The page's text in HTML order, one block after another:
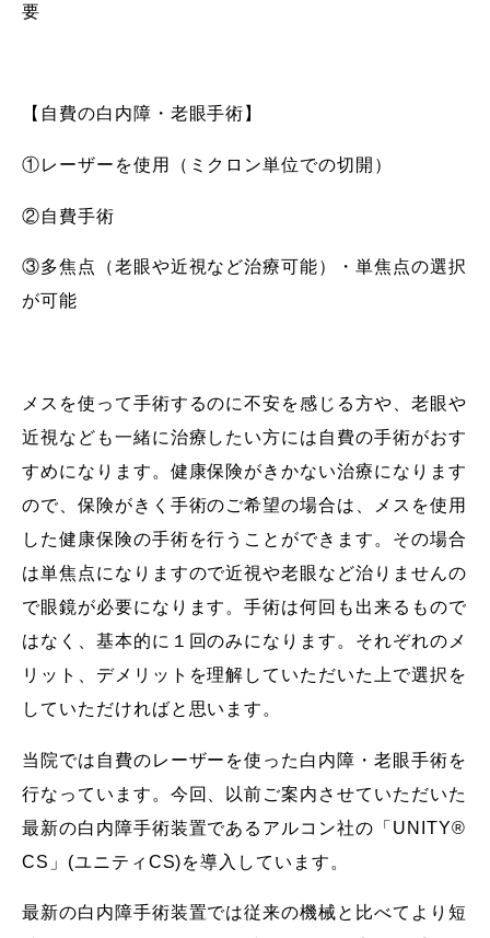
要
【自費の白内障・老眼手術】
①レーザーを使用（ミクロン単位での切開）
②自費手術
③多焦点（老眼や近視など治療可能）・単焦点の選択
が可能
メスを使って手術するのに不安を感じる方や、老眼や
近視なども一緒に治療したい方には自費の手術がおす
すめになります。健康保険がきかない治療になります
ので、保険がきく手術のご希望の場合は、メスを使用
した健康保険の手術を行うことができます。その場合
は単焦点になりますので近視や老眼など治りませんの
で眼鏡が必要になります。手術は何回も出来るもので
はなく、基本的に１回のみになります。それぞれのメ
リット、デメリットを理解していただいた上で選択を
していただければと思います。
当院では自費のレーザーを使った白内障・老眼手術を
行なっています。今回、以前ご案内させていただいた
最新の白内障手術装置であるアルコン社の「UNITY®
CS」(ユニティCS)を導入しています。
最新の白内障手術装置では従来の機械と比べてより短